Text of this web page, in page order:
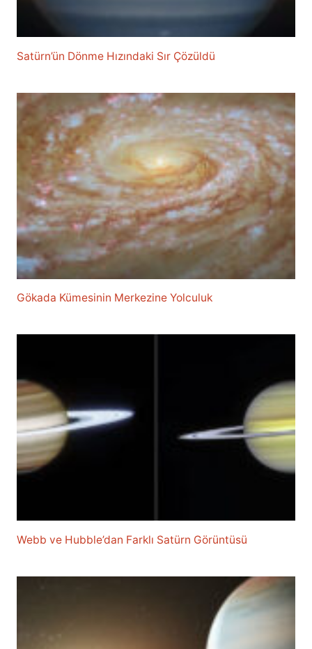
Satürn’ün Dönme Hızındaki Sır Çözüldü
Gökada Kümesinin Merkezine Yolculuk
Webb ve Hubble’dan Farklı Satürn Görüntüsü